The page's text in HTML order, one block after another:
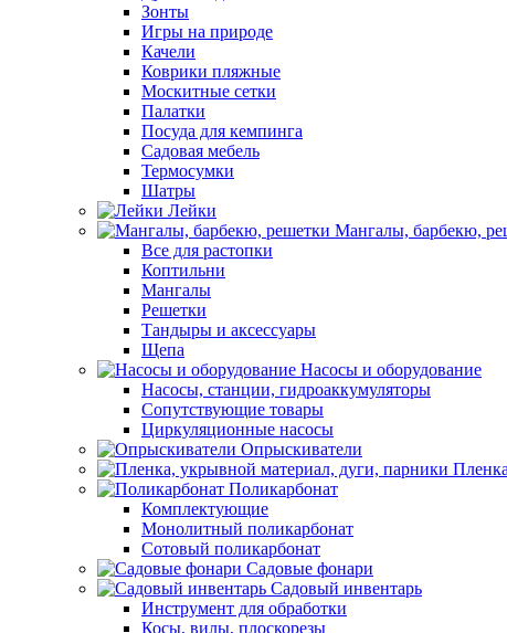
Зонты
Игры на природе
Качели
Коврики пляжные
Москитные сетки
Палатки
Посуда для кемпинга
Садовая мебель
Термосумки
Шатры
Лейки
Мангалы, барбекю,
Все для растопки
Коптильни
Мангалы
Решетки
Тандыры и аксессуары
Щепа
Насосы и оборудование
Насосы, станции, гидроаккумуляторы
Сопутствующие товары
Циркуляционные насосы
Опрыскиватели
Поликарбонат
Комплектующие
Монолитный поликарбонат
Сотовый поликарбонат
Садовые фонари
Садовый инвентарь
Инструмент для обработки
Косы, вилы, плоскорезы